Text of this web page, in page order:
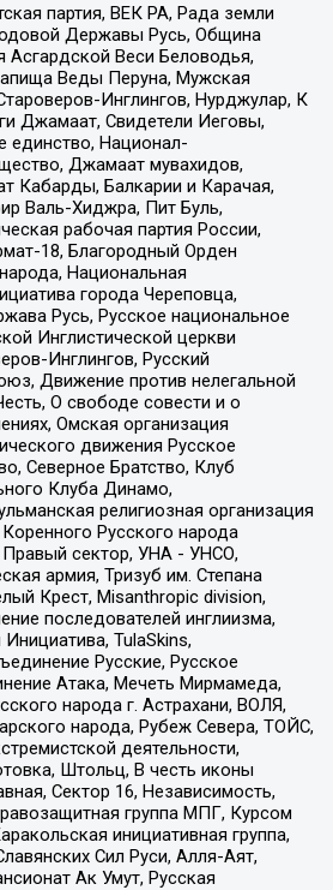
партия, ВЕК РА, Рада земли
Державы Русь, Община
Асгардской Веси Беловодья,
Веды Перуна, Мужская
Инглингов, Нурджулар, К
Джамаат, Свидетели Иеговы,
единство, Национал-
Джамаат мувахидов,
Кабарды, Балкарии и Карачая,
Валь-Хиджра, Пит Буль,
рабочая партия России,
18, Благородный Орден
Национальная
города Череповца,
Русь, Русское национальное
Инглистической церкви
Инглингов, Русский
Движение против нелегальной
О свободе совести и о
Омская организация
движения Русское
Северное Братство, Клуб
Клуба Динамо,
религиозная организация
Русского народа
сектор, УНА - УНСО,
армия, Тризуб им. Степана
Крест, Misanthropic division,
последователей инглиизма,
TulaSkins,
Русские, Русское
Атака, Мечеть Мирмамеда,
народа г. Астрахани, ВОЛЯ,
народа, Рубеж Севера, ТОЙС,
деятельности,
Штольц, В честь иконы
Сектор 16, Независимость,
группа МПГ, Курсом
инициативная группа,
Сил Руси, Алля-Аят,
Ак Умут, Русская